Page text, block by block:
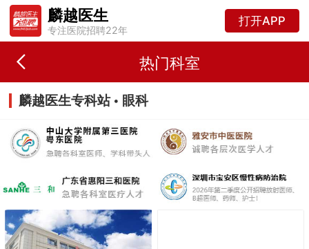
麟越医生
专注医院招聘22年
打开APP
热门科室
麟越医生专科站 • 眼科